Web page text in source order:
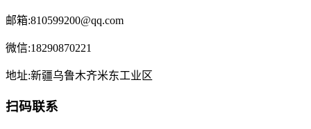
邮箱:810599200@qq.com
微信:18290870221
地址:新疆乌鲁木齐米东工业区
扫码联系